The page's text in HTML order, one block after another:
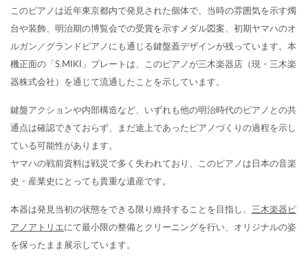
このピアノは近年東京都内で発見された個体で、当時の雰囲気を示す燭
台や装飾、明治期の博覧会での受賞を示すメダル図案、初期ヤマハのオ
ルガン／グランドピアノにも通じる鍵盤蓋デザインが残っています。本
機正面の「S.MIKI」プレートは、このピアノが三木楽器店（現・三木楽
器株式会社）を通じて流通したことを示しています。
鍵盤アクションや内部構造など、いずれも他の明治時代のピアノとの共
通点は確認できておらず、まだ途上であったピアノづくりの過程を示し
ている可能性があります。
ヤマハの戦前資料は戦災で多く失われており、このピアノは日本の音楽
史・産業史にとっても貴重な遺産です。
本器は発見当初の状態をできる限り維持することを目指し、 三木楽器ピ
アノアトリエにて最小限の整備とクリーニングを行い、オリジナルの姿
を保ったまま展示しています。